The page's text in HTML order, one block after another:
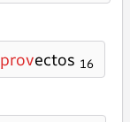
provectos 16